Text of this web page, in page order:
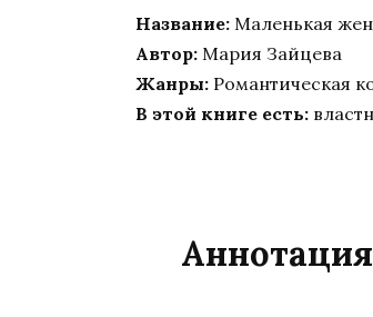
Название: Маленькая
Автор: Мария Зайцева
Жанры: Романтическая
В этой книге есть: